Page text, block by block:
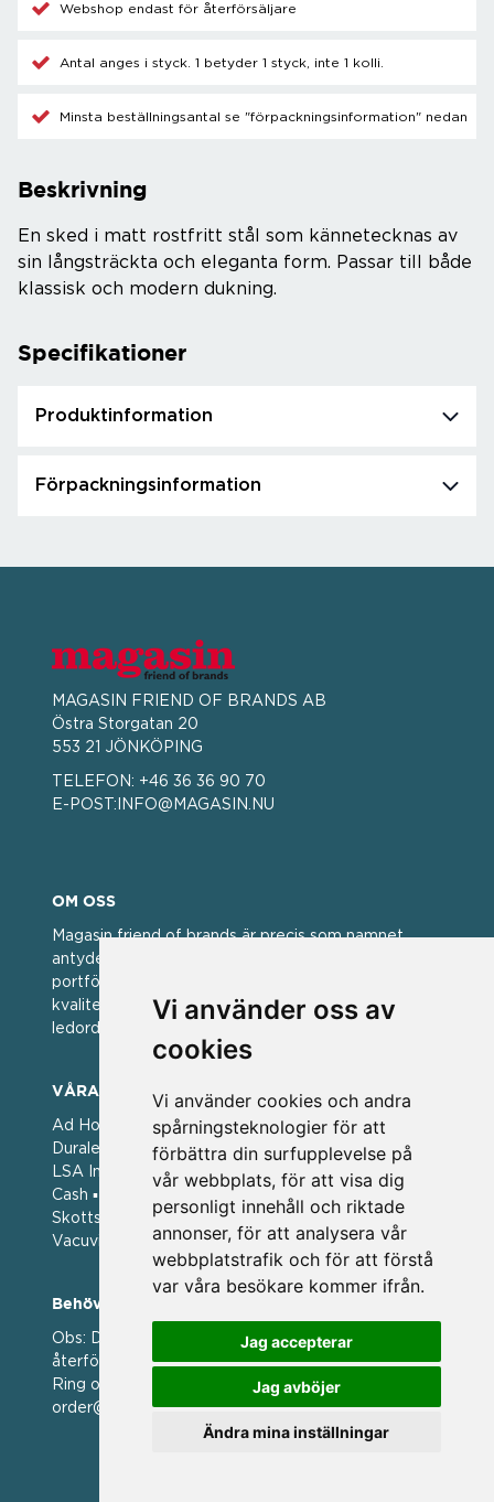
Vi använder oss av
cookies
Vi använder cookies och andra
spårningsteknologier för att
förbättra din surfupplevelse på
vår webbplats, för att visa dig
personligt innehåll och riktade
annonser, för att analysera vår
webbplatstrafik och för att förstå
var våra besökare kommer ifrån.
Jag accepterar
Jag avböjer
Ändra mina inställningar
Webshop endast för återförsäljare
Antal anges i styck. 1 betyder 1 styck, inte 1 kolli.
Minsta beställningsantal se "förpackningsinformation" nedan
Beskrivning
En sked i matt rostfritt stål som kännetecknas av
sin långsträckta och eleganta form. Passar till både
klassisk och modern dukning.
Specifikationer
Produktinformation
Förpackningsinformation
MAGASIN FRIEND OF BRANDS AB
Östra Storgatan 20
553 21 JÖNKÖPING
TELEFON: +46 36 36 90 70
E-POST: INFO@MAGASIN.NU
OM OSS
Magasin friend of brands är precis som namnet
antyder; en vän av varumärken. Vi har idag en stor
portfölj med välkända varumärken med hög
kvalitet. För oss har kvalitet alltid varit ett av
ledorden och som styrt vår verksamhet.
VÅRA VARUMÄRKEN
Ad Hoc ▪ Bialetti ▪ Cole & Mason ▪ Caps Me ▪
Duralex ▪ Forged ▪ G3 Ferrari ▪ Ken Hom ▪ Kilner ▪
LSA International ▪ Laguiole Style de Vie ▪ Mason
Cash ▪ Pintinox ▪ Plate-it ▪ Price and Kengsington ▪
Skottsberg ▪ Scandinavian Home ▪ Style de Vie ▪
Vacuvin ▪ Viners ▪ Zack ▪ Zyliss
Behöver du hjälp att beställa?
Obs: Detta är en webshop enbart för våra
återförsäljare.
Ring oss på 036 369070 eller mejla till oss på
order@magasin.nu